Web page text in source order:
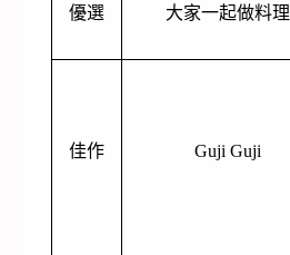
優選 大家一起做料理
佳作 Guji Guji